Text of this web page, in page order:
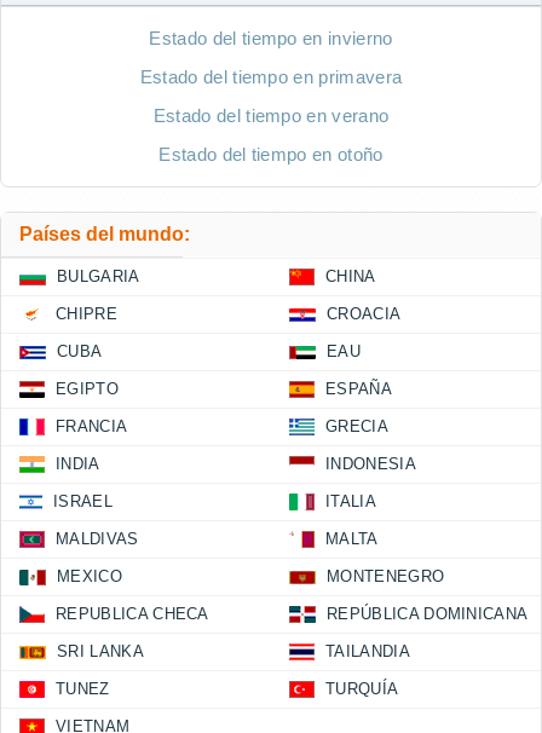
Estado del tiempo en invierno
Estado del tiempo en primavera
Estado del tiempo en verano
Estado del tiempo en otoño
Países del mundo:
BULGARIA CHINA
CHIPRE CROACIA
CUBA EAU
EGIPTO ESPAÑA
FRANCIA GRECIA
INDIA INDONESIA
ISRAEL ITALIA
MALDIVAS MALTA
MEXICO MONTENEGRO
REPUBLICA CHECA REPÚBLICA DOMINICANA
SRI LANKA TAILANDIA
TUNEZ TURQUÍA
VIETNAM